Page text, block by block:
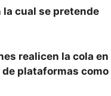
la cual se pretende
realicen la cola en
plataformas como